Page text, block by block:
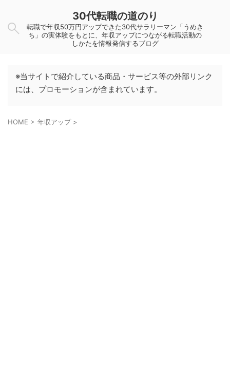
30代転職の道のり
転職で年収50万円アップできた30代サラリーマン「うめき
ち」の実体験をもとに、年収アップにつながる転職活動の
しかたを情報発信するブログ
※当サイトで紹介している商品・サービス等の外部リンク
には、プロモーションが含まれています。
HOME > 年収アップ >